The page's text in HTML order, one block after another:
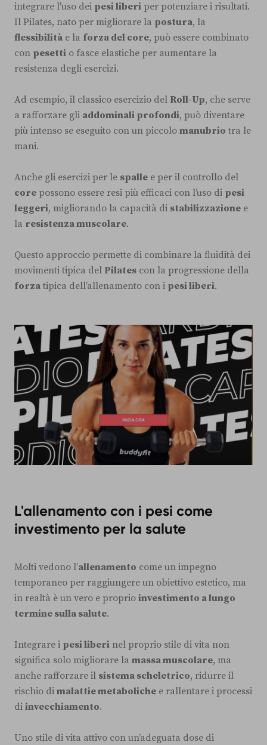
integrare l'uso dei pesi liberi per potenziare i risultati.
Il Pilates, nato per migliorare la postura, la
flessibilità e la forza del core, può essere combinato
con pesetti o fasce elastiche per aumentare la
resistenza degli esercizi.
Ad esempio, il classico esercizio del Roll-Up, che serve
a rafforzare gli addominali profondi, può diventare
più intenso se eseguito con un piccolo manubrio tra le
mani.
Anche gli esercizi per le spalle e per il controllo del
core possono essere resi più efficaci con l’uso di pesi
leggeri, migliorando la capacità di stabilizzazione e
la resistenza muscolare.
Questo approccio permette di combinare la fluidità dei
movimenti tipica del Pilates con la progressione della
forza tipica dell’allenamento con i pesi liberi.
L'allenamento con i pesi come
investimento per la salute
Molti vedono l’allenamento come un impegno
temporaneo per raggiungere un obiettivo estetico, ma
in realtà è un vero e proprio investimento a lungo
termine sulla salute.
Integrare i pesi liberi nel proprio stile di vita non
significa solo migliorare la massa muscolare, ma
anche rafforzare il sistema scheletrico, ridurre il
rischio di malattie metaboliche e rallentare i processi
di invecchiamento.
Uno stile di vita attivo con un’adeguata dose di